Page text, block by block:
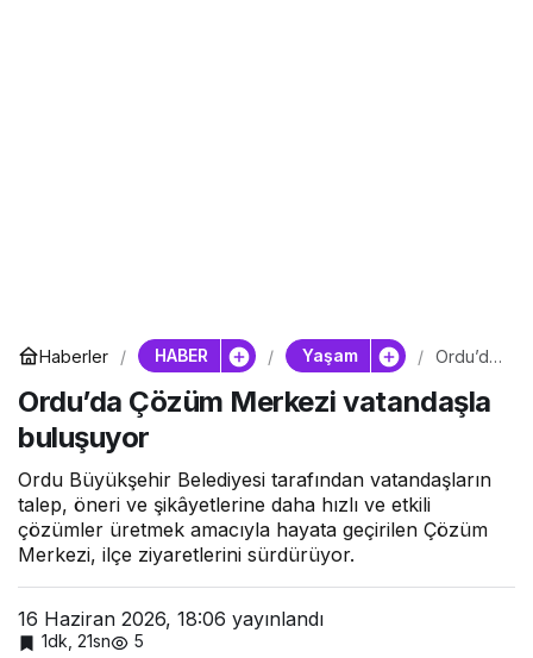
Haberler HABER Yaşam
Ordu’da
Merkezi
vatanda
or
Ordu’da Çözüm Merkezi vatandaşla
buluşuyor
Ordu Büyükşehir Belediyesi tarafından vatandaşların
talep, öneri ve şikâyetlerine daha hızlı ve etkili
çözümler üretmek amacıyla hayata geçirilen Çözüm
Merkezi, ilçe ziyaretlerini sürdürüyor.
16 Haziran 2026, 18:06 yayınlandı
1dk, 21sn 5